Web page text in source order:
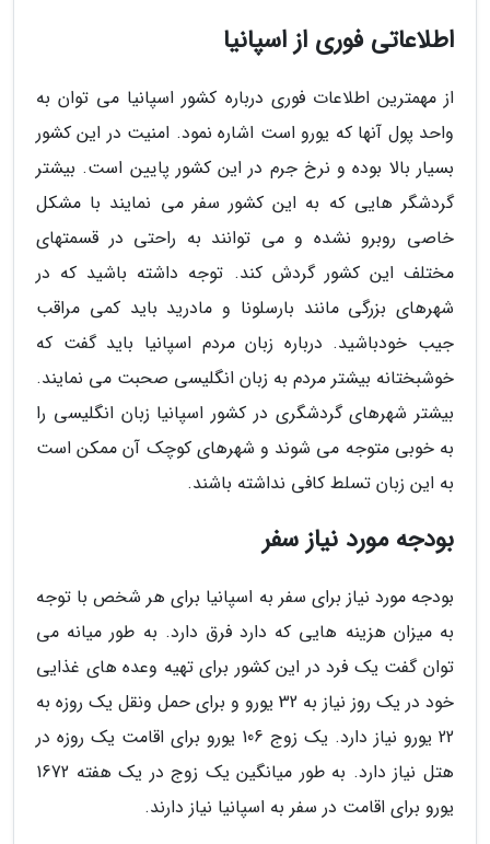
اطلاعاتی فوری از اسپانیا
از مهمترین اطلاعات فوری درباره کشور اسپانیا می توان به
واحد پول آنها که یورو است اشاره نمود. امنیت در این کشور
بسیار بالا بوده و نرخ جرم در این کشور پایین است. بیشتر
گردشگر هایی که به این کشور سفر می نمایند با مشکل
خاصی روبرو نشده و می توانند به راحتی در قسمتهای
مختلف این کشور گردش کند. توجه داشته باشید که در
شهرهای بزرگی مانند بارسلونا و مادرید باید کمی مراقب
جیب خودباشید. درباره زبان مردم اسپانیا باید گفت که
خوشبختانه بیشتر مردم به زبان انگلیسی صحبت می نمایند.
بیشتر شهرهای گردشگری در کشور اسپانیا زبان انگلیسی را
به خوبی متوجه می شوند و شهرهای کوچک آن ممکن است
به این زبان تسلط کافی نداشته باشند.
بودجه مورد نیاز سفر
بودجه مورد نیاز برای سفر به اسپانیا برای هر شخص با توجه
به میزان هزینه هایی که دارد فرق دارد. به طور میانه می
توان گفت یک فرد در این کشور برای تهیه وعده های غذایی
خود در یک روز نیاز به 32 یورو و برای حمل ونقل یک روزه به
22 یورو نیاز دارد. یک زوج 106 یورو برای اقامت یک روزه در
هتل نیاز دارد. به طور میانگین یک زوج در یک هفته 1672
یورو برای اقامت در سفر به اسپانیا نیاز دارند.